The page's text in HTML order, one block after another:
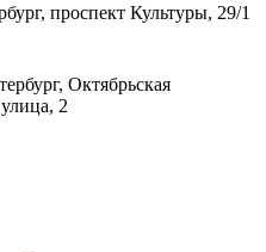
проспект Культуры, 29/1
Октябрьская
2